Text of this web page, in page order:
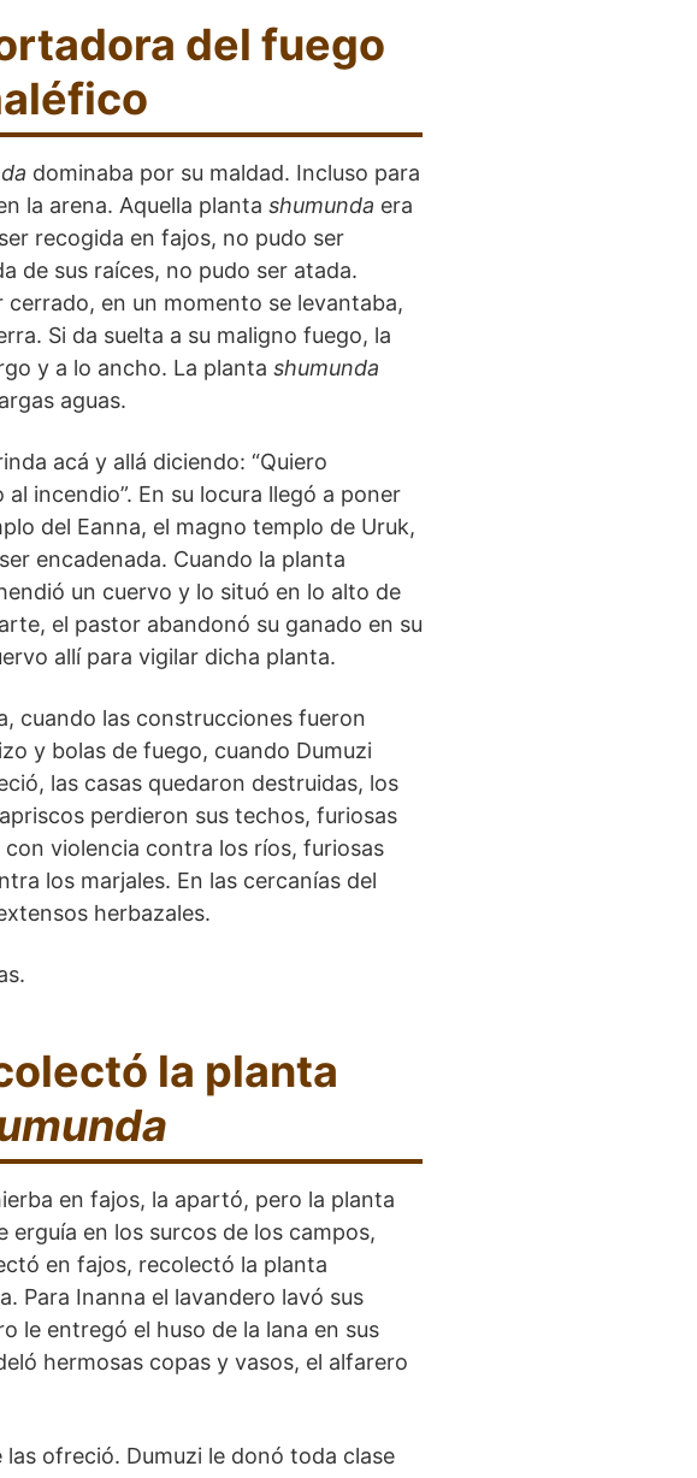
del fuego
dominaba por su maldad. Incluso para
la arena. Aquella planta shumunda era
recogida en fajos, no pudo ser
de sus raíces, no pudo ser atada.
cerrado, en un momento se levantaba,
Si da suelta a su maligno fuego, la
y a lo ancho. La planta shumunda
aguas.
acá y allá diciendo: “Quiero
incendio”. En su locura llegó a poner
del Eanna, el magno templo de Uruk,
encadenada. Cuando la planta
un cuervo y lo situó en lo alto de
el pastor abandonó su ganado en su
allí para vigilar dicha planta.
cuando las construcciones fueron
y bolas de fuego, cuando Dumuzi
las casas quedaron destruidas, los
perdieron sus techos, furiosas
violencia contra los ríos, furiosas
los marjales. En las cercanías del
herbazales.
la planta
en fajos, la apartó, pero la planta
erguía en los surcos de los campos,
en fajos, recolectó la planta
Para Inanna el lavandero lavó sus
le entregó el huso de la lana en sus
hermosas copas y vasos, el alfarero
las ofreció. Dumuzi le donó toda clase